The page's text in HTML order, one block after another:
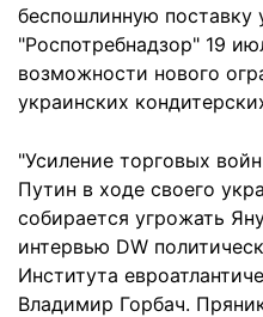
беспошлинную поставку
"Роспотребнадзор" 19
возможности нового
украинских
"Усиление торговых
Путин в ходе своего
собирается угрожать
интервью DW
Института
Владимир Горбач.